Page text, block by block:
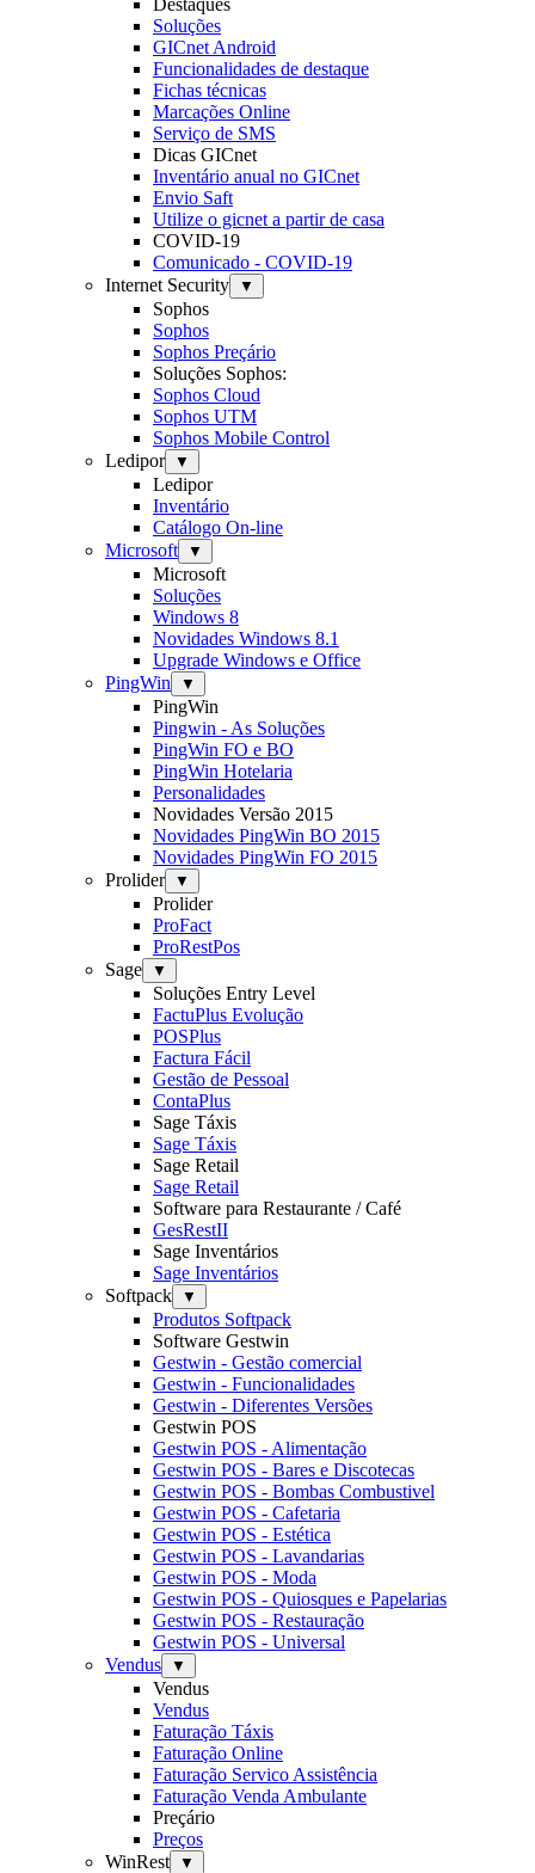
Soluções
GICnet Android
Funcionalidades de destaque
Fichas técnicas
Marcações Online
Serviço de SMS
Dicas GICnet
Inventário anual no GICnet
Envio Saft
Utilize o gicnet a partir de casa
COVID-19
Comunicado - COVID-19
Internet Security
▼
Sophos
Sophos
Sophos Preçário
Soluções Sophos:
Sophos Cloud
Sophos UTM
Sophos Mobile Control
Ledipor
▼
Ledipor
Inventário
Catálogo On-line
Microsoft
▼
Microsoft
Soluções
Windows 8
Novidades Windows 8.1
Upgrade Windows e Office
PingWin
▼
PingWin
Pingwin - As Soluções
PingWin FO e BO
PingWin Hotelaria
Personalidades
Novidades Versão 2015
Novidades PingWin BO 2015
Novidades PingWin FO 2015
Prolider
▼
Prolider
ProFact
ProRestPos
Sage
▼
Soluções Entry Level
FactuPlus Evolução
POSPlus
Factura Fácil
Gestão de Pessoal
ContaPlus
Sage Táxis
Sage Táxis
Sage Retail
Sage Retail
Software para Restaurante / Café
GesRestII
Sage Inventários
Sage Inventários
Softpack
▼
Produtos Softpack
Software Gestwin
Gestwin - Gestão comercial
Gestwin - Funcionalidades
Gestwin - Diferentes Versões
Gestwin POS
Gestwin POS - Alimentação
Gestwin POS - Bares e Discotecas
Gestwin POS - Bombas Combustivel
Gestwin POS - Cafetaria
Gestwin POS - Estética
Gestwin POS - Lavandarias
Gestwin POS - Moda
Gestwin POS - Quiosques e Papelarias
Gestwin POS - Restauração
Gestwin POS - Universal
Vendus
▼
Vendus
Vendus
Faturação Táxis
Faturação Online
Faturação Servico Assistência
Faturação Venda Ambulante
Preçário
Preços
WinRest
▼